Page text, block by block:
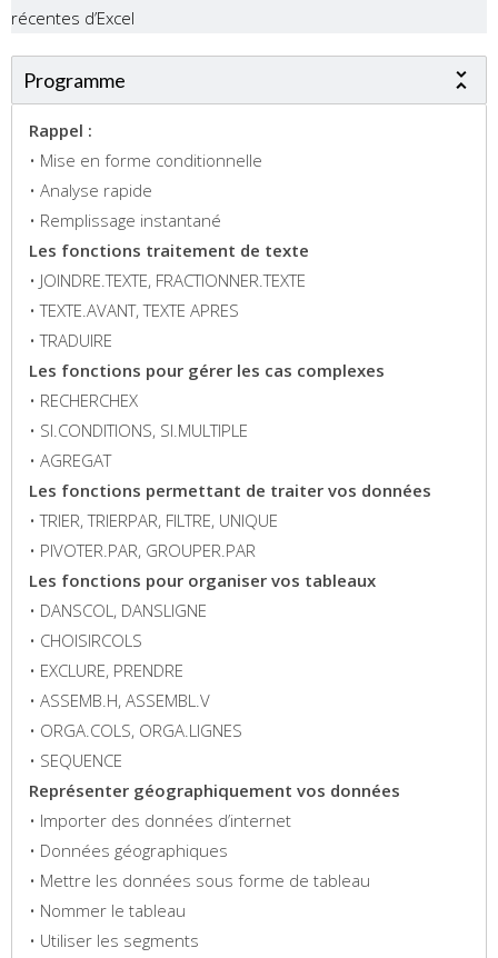
récentes d’Excel
Programme
Rappel :
• Mise en forme conditionnelle
• Analyse rapide
• Remplissage instantané
Les fonctions traitement de texte
• JOINDRE.TEXTE, FRACTIONNER.TEXTE
• TEXTE.AVANT, TEXTE APRES
• TRADUIRE
Les fonctions pour gérer les cas complexes
• RECHERCHEX
• SI.CONDITIONS, SI.MULTIPLE
• AGREGAT
Les fonctions permettant de traiter vos données
• TRIER, TRIERPAR, FILTRE, UNIQUE
• PIVOTER.PAR, GROUPER.PAR
Les fonctions pour organiser vos tableaux
• DANSCOL, DANSLIGNE
• CHOISIRCOLS
• EXCLURE, PRENDRE
• ASSEMB.H, ASSEMBL.V
• ORGA.COLS, ORGA.LIGNES
• SEQUENCE
Représenter géographiquement vos données
• Importer des données d’internet
• Données géographiques
• Mettre les données sous forme de tableau
• Nommer le tableau
• Utiliser les segments